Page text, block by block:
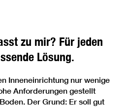
zu mir? Für jeden
Lösung.
Inneneinrichtung nur wenige
Anforderungen gestellt
Der Grund: Er soll gut